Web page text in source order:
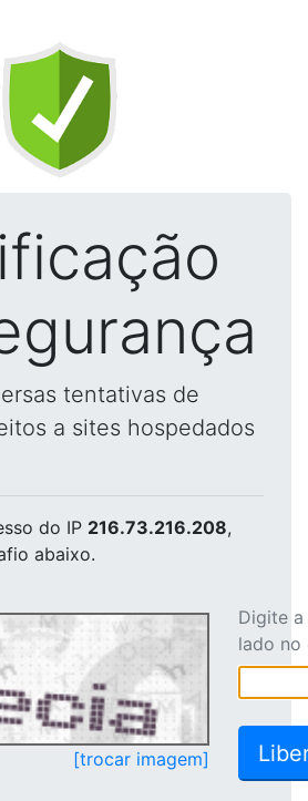
tentativas de
a sites hospedados
do IP 216.73.216.208,
abaixo.
[trocar imagem]
Digite
lado no